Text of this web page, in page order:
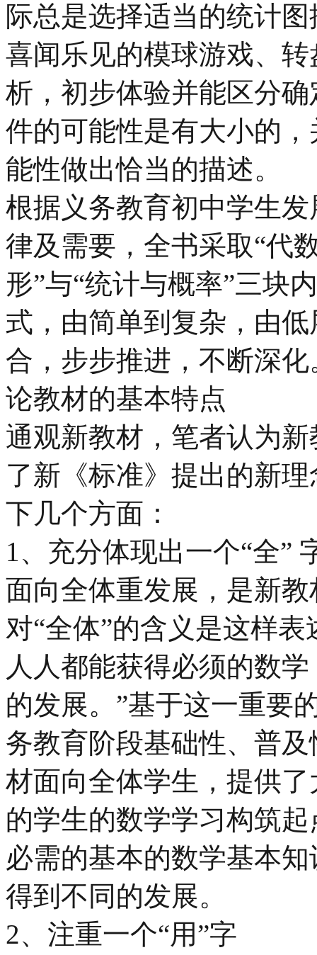
际总是选择适当的统计
喜闻乐见的模球游戏、
析，初步体验并能区分
件的可能性是有大小的
能性做出恰当的描述。
根据义务教育初中学生
律及需要，全书采取“代
形”与“统计与概率”三块
式，由简单到复杂，由
合，步步推进，不断深化
论教材的基本特点
通观新教材，笔者认为
了新《标准》提出的新
下几个方面：
1、充分体现出一个“全”
面向全体重发展，是新
对“全体”的含义是这样
人人都能获得必须的数
的发展。”基于这一重要
务教育阶段基础性、普
材面向全体学生，提供
的学生的数学学习构筑
必需的基本的数学基本
得到不同的发展。
2、注重一个“用”字